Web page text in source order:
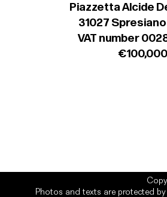
Piazzetta Alcide
31027 Spresiano
VAT number
Photos and texts are protected